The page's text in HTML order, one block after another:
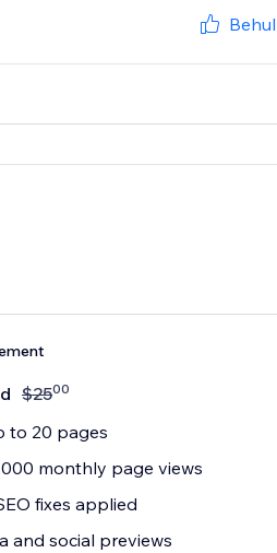
$2500
to 20 pages
monthly page views
fixes applied
and social previews